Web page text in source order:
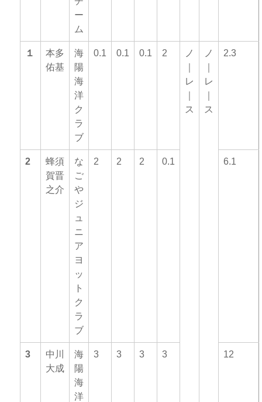
ー
ム
１
本多
佑基
海
陽
海
洋
ク
ラ
ブ
0.1 0.1 0.1 2
ノ
レ
ス
ノ
レ
ス
2.3
2
蜂須
賀晋
之介
な
ご
や
ジ
ュ
ニ
ア
ヨ
ッ
ト
ク
ラ
ブ
2 2 2 0.1 6.1
3
中川
大成
海
陽
海
洋
3 3 3 3 12